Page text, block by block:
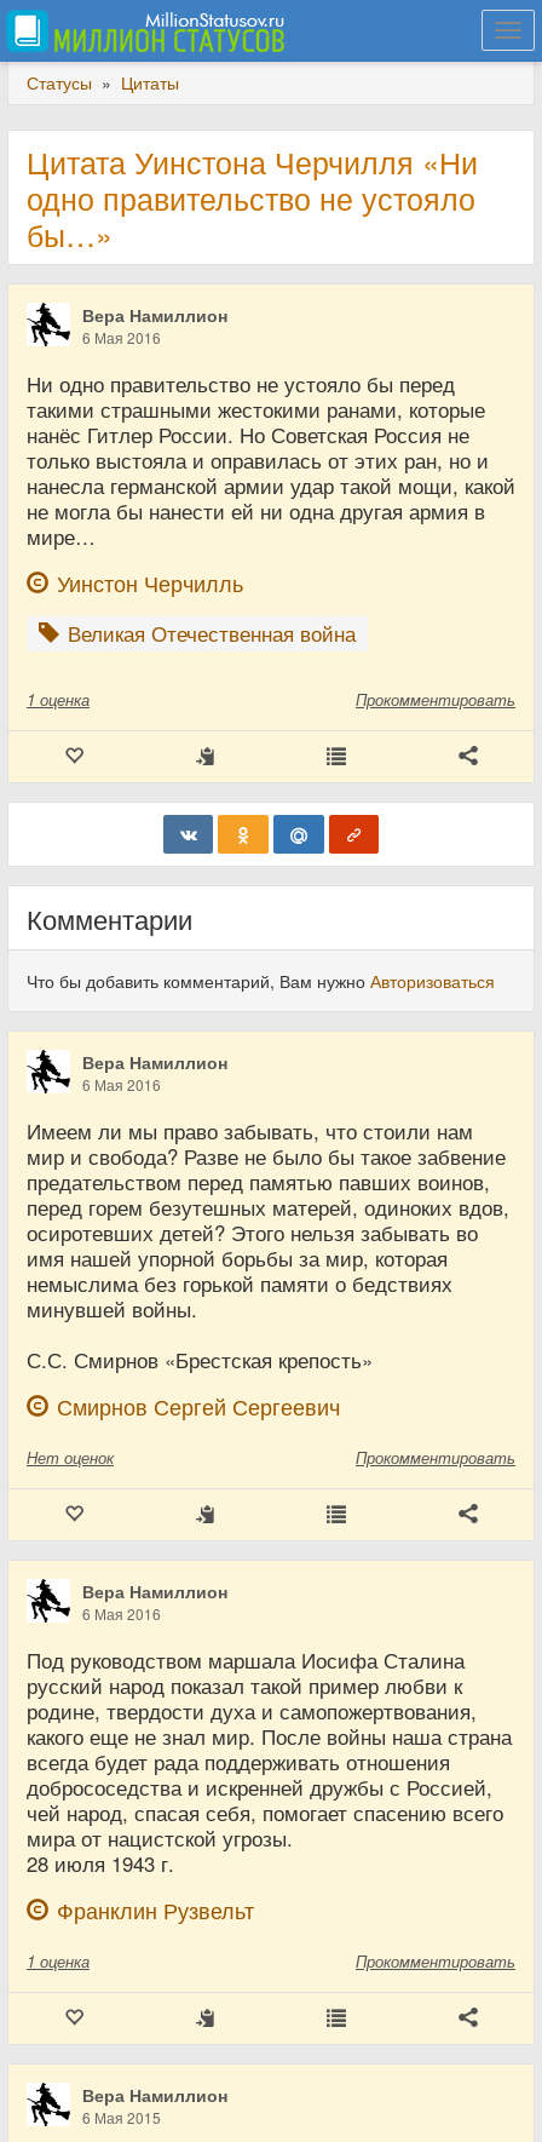
Статусы » Цитаты
Цитата Уинстона Черчилля «Ни
одно правительство не устояло
бы…»
Вера Намиллион
6 Мая 2016
Ни одно правительство не устояло бы перед
такими страшными жестокими ранами, которые
нанёс Гитлер России. Но Советская Россия не
только выстояла и оправилась от этих ран, но и
нанесла германской армии удар такой мощи, какой
не могла бы нанести ей ни одна другая армия в
мире…
Уинстон Черчилль
Великая Отечественная война
1 оценка Прокомментировать
Комментарии
Что бы добавить комментарий, Вам нужно Авторизоваться
Вера Намиллион
6 Мая 2016
Имеем ли мы право забывать, что стоили нам
мир и свобода? Разве не было бы такое забвение
предательством перед памятью павших воинов,
перед горем безутешных матерей, одиноких вдов,
осиротевших детей? Этого нельзя забывать во
имя нашей упорной борьбы за мир, которая
немыслима без горькой памяти о бедствиях
минувшей войны.
С.С. Смирнов «Брестская крепость»
Смирнов Сергей Сергеевич
Нет оценок Прокомментировать
Вера Намиллион
6 Мая 2016
Под руководством маршала Иосифа Сталина
русский народ показал такой пример любви к
родине, твердости духа и самопожертвования,
какого еще не знал мир. После войны наша страна
всегда будет рада поддерживать отношения
добрососедства и искренней дружбы с Россией,
чей народ, спасая себя, помогает спасению всего
мира от нацистской угрозы.
28 июля 1943 г.
Франклин Рузвельт
1 оценка Прокомментировать
Вера Намиллион
6 Мая 2015